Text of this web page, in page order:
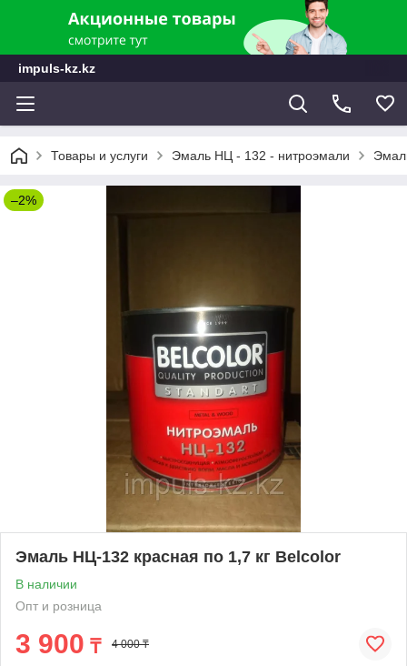
impuls-kz.kz
Товары и услуги Эмаль НЦ - 132 - нитроэмали
–2%
Эмаль НЦ-132 красная по 1,7 кг Belcolor
В наличии
Опт и розница
3 900 ₸ 4 000 ₸